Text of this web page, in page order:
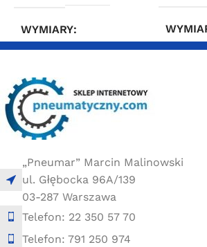
WYMIARY
„Pneumar” Marcin Malinowski
ul. Głębocka 96A/139
03-287 Warszawa
Telefon: 22 350 57 70
Telefon: 791 250 974